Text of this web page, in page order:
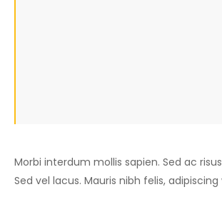
Morbi interdum mollis sapien. Sed ac
Sed vel lacus. Mauris nibh felis,